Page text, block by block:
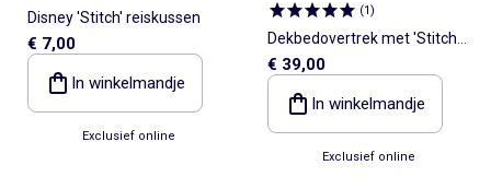
Disney 'Stitch' reiskussen
€ 7,00
In winkelmandje
Exclusief online
(1)
Dekbedovertrek met 'Stitch
en Angel' print - 1-persoons
€ 39,00
In winkelmandje
Exclusief online